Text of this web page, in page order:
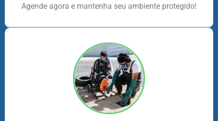
Agende agora e mantenha seu ambiente protegido!